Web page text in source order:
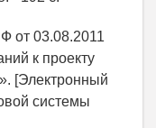
от 03.08.2011
к проекту
[Электронный
системы